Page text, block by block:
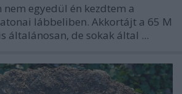
egyedül én kezdtem a
lábbeliben. Akkortájt a 65 M
általánosan, de sokak által ...